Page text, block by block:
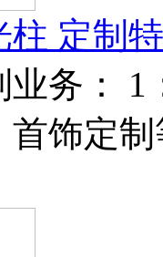
定制
业务： 1
首饰定